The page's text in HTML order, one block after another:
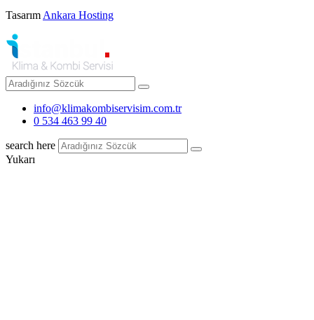
TasarımAnkara Hosting
info@klimakombiservisim.com.tr
0 534 463 99 40
search here
Yukarı